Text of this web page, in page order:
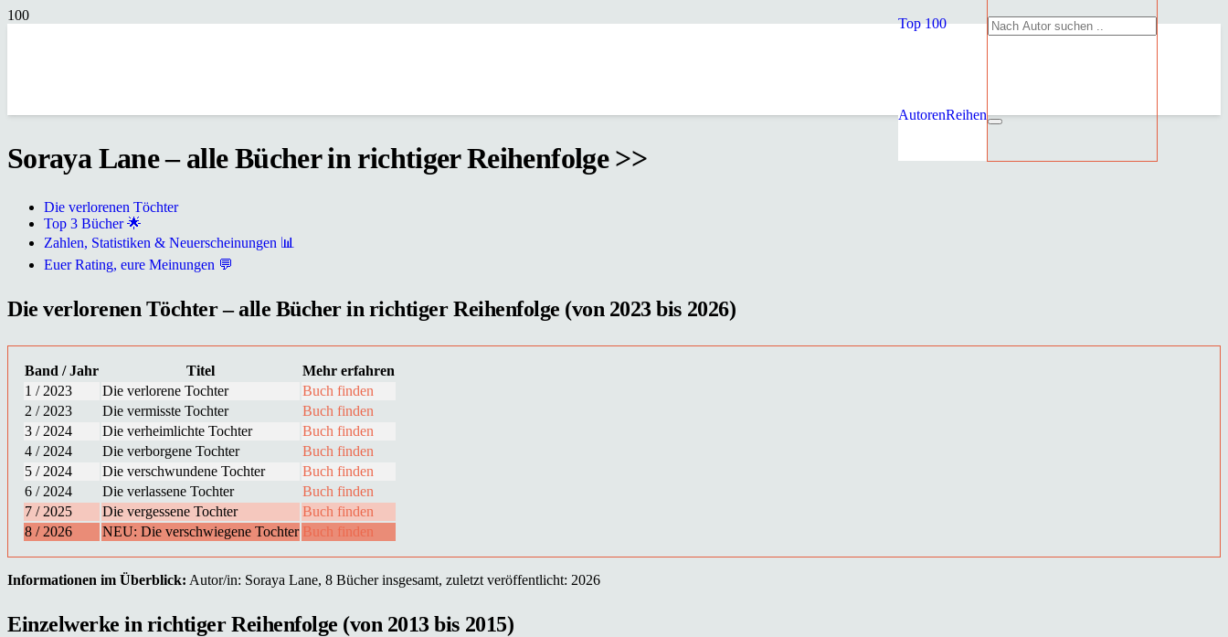
Top 100
AutorenReihen
Soraya Lane – alle Bücher in richtiger Reihenfolge >>
Die verlorenen Töchter
Top 3 Bücher 🌟
Zahlen, Statistiken & Neuerscheinungen 📊
Euer Rating, eure Meinungen 💬
Die verlorenen Töchter – alle Bücher in richtiger Reihenfolge (von 2023 bis 2026)
Band / Jahr Titel
Mehr erfahren
1 / 2023
Die verlorene Tochter
Buch finden
2 / 2023
Die vermisste Tochter
Buch finden
3 / 2024
Die verheimlichte Tochter
Buch finden
4 / 2024
Die verborgene Tochter
Buch finden
5 / 2024
Die verschwundene Tochter
Buch finden
6 / 2024
Die verlassene Tochter
Buch finden
7 / 2025
Die vergessene Tochter
Buch finden
8 / 2026
NEU: Die verschwiegene Tochter Buch finden
Informationen im Überblick: Autor/in: Soraya Lane, 8 Bücher insgesamt, zuletzt veröffentlicht: 2026
Einzelwerke in richtiger Reihenfolge (von 2013 bis 2015)